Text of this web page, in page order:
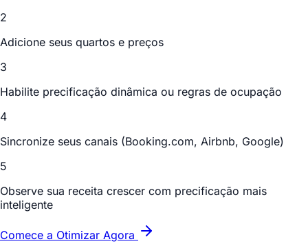
2
Adicione seus quartos e preços
3
Habilite precificação dinâmica ou regras de ocupação
4
Sincronize seus canais (Booking.com, Airbnb, Google)
5
Observe sua receita crescer com precificação mais
inteligente
Comece a Otimizar Agora